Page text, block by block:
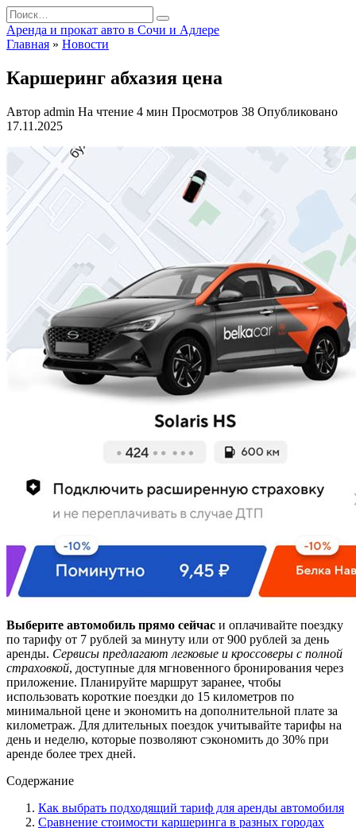
Перейти
к
содержанию
Search
for:
Аренда и прокат авто в Сочи и Адлере
Главная » Новости
Каршеринг абхазия цена
Автор admin На чтение 4 мин Просмотров 38 Опубликовано
17.11.2025
Выберите автомобиль прямо сейчас и оплачивайте поездку
по тарифу от 7 рублей за минуту или от 900 рублей за день
аренды. Сервисы предлагают легковые и кроссоверы с полной
страховкой, доступные для мгновенного бронирования через
приложение. Планируйте маршрут заранее, чтобы
использовать короткие поездки до 15 километров по
минимальной цене и экономить на дополнительной плате за
километраж. Для длительных поездок учитывайте тарифы на
день и неделю, которые позволяют сэкономить до 30% при
аренде более трех дней.
Содержание
Как выбрать подходящий тариф для аренды автомобиля
Сравнение стоимости каршеринга в разных городах